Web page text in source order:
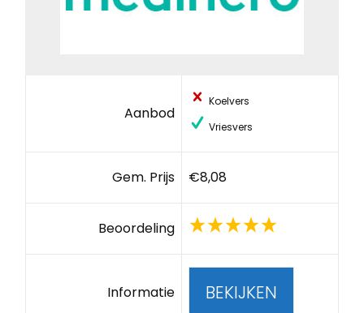
Aanbod
Koelvers
Vriesvers
Gem. Prijs €8,08
Beoordeling
Informatie BEKIJKEN